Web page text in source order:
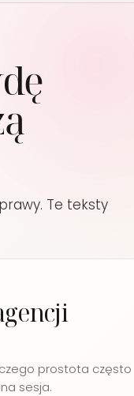
Te teksty
prostota często
sesja.